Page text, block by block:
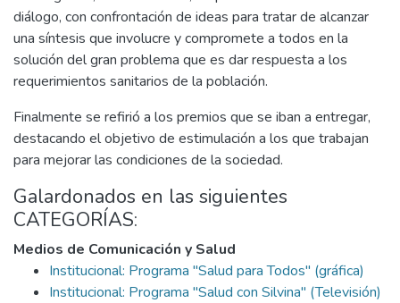
diálogo, con confrontación de ideas para tratar de alcanzar
una síntesis que involucre y compromete a todos en la
solución del gran problema que es dar respuesta a los
requerimientos sanitarios de la población.
Finalmente se refirió a los premios que se iban a entregar,
destacando el objetivo de estimulación a los que trabajan
para mejorar las condiciones de la sociedad.
Galardonados en las siguientes
CATEGORÍAS:
Medios de Comunicación y Salud
Institucional: Programa "Salud para Todos" (gráfica)
Institucional: Programa "Salud con Silvina" (Televisión)